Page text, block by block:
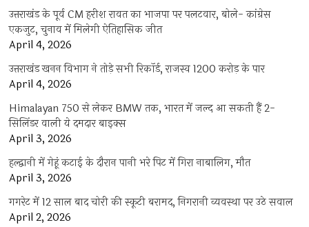
उत्तराखंड के पूर्व CM हरीश रावत का भाजपा पर पलटवार, बोले- कांग्रेस
एकजुट, चुनाव में मिलेगी ऐतिहासिक जीत
April 4, 2026
उत्तराखंड खनन विभाग ने तोड़े सभी रिकॉर्ड, राजस्व 1200 करोड़ के पार
April 4, 2026
Himalayan 750 से लेकर BMW तक, भारत में जल्द आ सकती हैं 2-
सिलिंडर वाली ये दमदार बाइक्स
April 3, 2026
हल्द्वानी में गेहूं कटाई के दौरान पानी भरे पिट में गिरा नाबालिग, मौत
April 3, 2026
गगरेट में 12 साल बाद चोरी की स्कूटी बरामद, निगरानी व्यवस्था पर उठे सवाल
April 2, 2026